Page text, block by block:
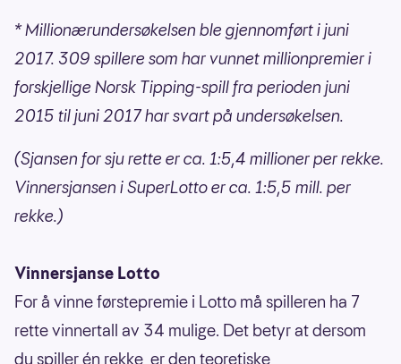
* Millionærundersøkelsen ble gjennomført i juni
2017. 309 spillere som har vunnet millionpremier i
forskjellige Norsk Tipping-spill fra perioden juni
2015 til juni 2017 har svart på undersøkelsen.
(Sjansen for sju rette er ca. 1:5,4 millioner per rekke.
Vinnersjansen i SuperLotto er ca. 1:5,5 mill. per
rekke.)
Vinnersjanse Lotto
For å vinne førstepremie i Lotto må spilleren ha 7
rette vinnertall av 34 mulige. Det betyr at dersom
du spiller én rekke, er den teoretiske